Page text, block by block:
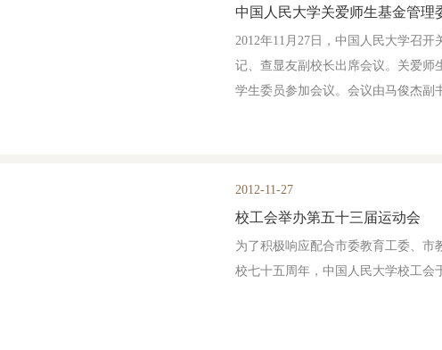
中国人民大学关爱师生基金管理
2012年11月27日，中国人民大学召
记、查显友副校长出席会议。关爱师
学生委员参加会议。会议由马俊杰副
2012-11-27
校工会举办第五十三届运动会
为了积极响应配合市委教育工委、市
校七十五周年，中国人民大学校工会